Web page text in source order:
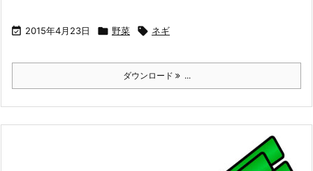
 2015年4月23日  野菜  ネギ
ダウンロード ...